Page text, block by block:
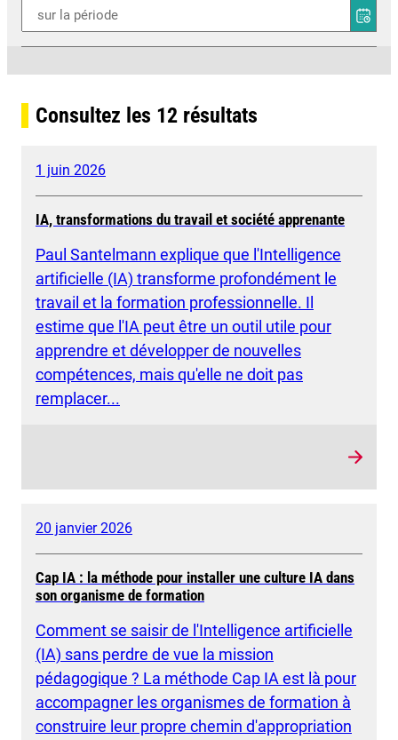
Consultez les 12 résultats
1 juin 2026
IA, transformations du travail et société apprenante
Paul Santelmann explique que l'Intelligence
artificielle (IA) transforme profondément le
travail et la formation professionnelle. Il
estime que l'IA peut être un outil utile pour
apprendre et développer de nouvelles
compétences, mais qu'elle ne doit pas
remplacer...
20 janvier 2026
Cap IA : la méthode pour installer une culture IA dans
son organisme de formation
Comment se saisir de l'Intelligence artificielle
(IA) sans perdre de vue la mission
pédagogique ? La méthode Cap IA est là pour
accompagner les organismes de formation à
construire leur propre chemin d'appropriation